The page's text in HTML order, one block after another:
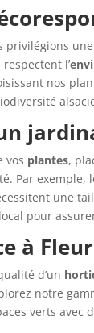
privilégions une
l’
nos
vos plantes,
Par
une
pour
à
d’un
notre
verts avec